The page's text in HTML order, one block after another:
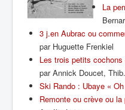
La
3 j.en Aubrac ou
par Huguette Frenkiel
Les trois petits
par Annick Doucet,
Ski Rando : Ubaye «
Remonte ou crève ou